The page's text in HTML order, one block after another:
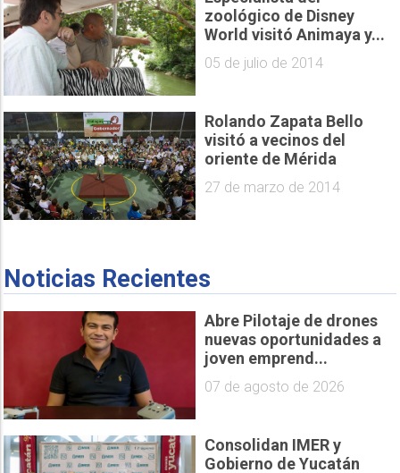
zoológico de Disney
World visitó Animaya y...
05 de julio de 2014
Rolando Zapata Bello
visitó a vecinos del
oriente de Mérida
27 de marzo de 2014
Noticias Recientes
Abre Pilotaje de drones
nuevas oportunidades a
joven emprend...
07 de agosto de 2026
Consolidan IMER y
Gobierno de Yucatán